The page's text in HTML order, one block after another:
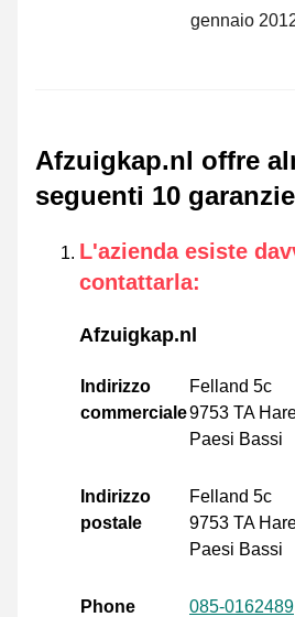
gennaio
Afzuigkap.nl offre
seguenti 10 garanzie
L'azienda esiste
contattarla:
Afzuigkap.nl
Indirizzo
commerciale
Felland 5c
9753 TA
Paesi Bassi
Indirizzo
postale
Felland 5c
9753 TA
Paesi Bassi
Phone
085-0162489